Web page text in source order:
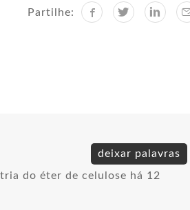
Partilhe:
deixar palavras
do éter de celulose há 12